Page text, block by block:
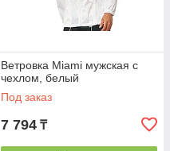
Ветровка Miami мужская с
чехлом, белый
Под заказ
7 794 ₸